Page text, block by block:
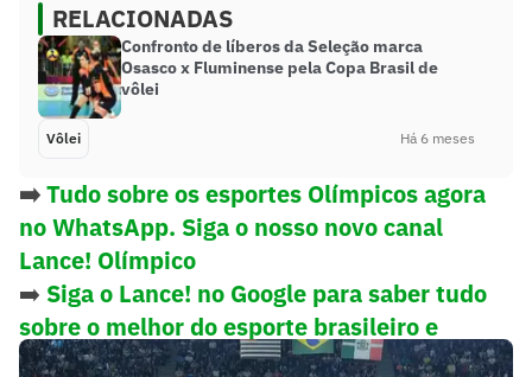
RELACIONADAS
Confronto de líberos da Seleção marca
Osasco x Fluminense pela Copa Brasil de
vôlei
Vôlei Há 6 meses
➡️Tudo sobre os esportes Olímpicos agora
no WhatsApp. Siga o nosso novo canal
Lance! Olímpico
➡️ Siga o Lance! no Google para saber tudo
sobre o melhor do esporte brasileiro e
mundial